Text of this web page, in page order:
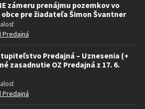
zámeru prenájmu pozemkov vo
pre žiadateľa Šimon Švantner
Predajná
Predajná – Uznesenia (+
zasadnutie OZ Predajná z 17. 6.
Predajná